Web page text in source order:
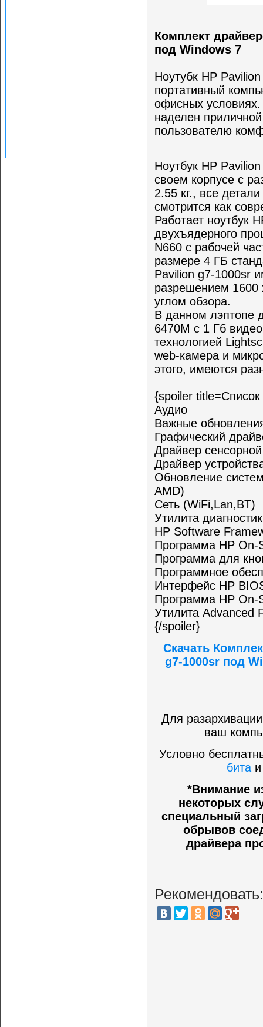
Комплект
под Windows 7
Ноутубк HP
портативный
офисных
наделен
пользователю
Ноутбук HP
своем корпусе с
2.55 кг., все
смотрится как
Работает ноутбук
двухъядерного
N660 с рабочей
размере 4 ГБ
Pavilion g7-1000sr
разрешением 1600
углом обзора.
В данном лэптопе
6470М с 1 Гб
технологией
web-камера и
этого, имеются
{spoiler
Аудио
Важные
Графический
Драйвер
Драйвер
Обновление
AMD)
Сеть (WiFi,Lan,BT)
Утилита
HP Software
Программа HP On-
Программа для
Программное
Интерфейс HP
Программа HP On-
Утилита Advanced
{/spoiler}
Скачать
g7-1000sr под
Для
ваш
Условно
бита
*Внимание
некоторых
специальный
обрывов
драйвера